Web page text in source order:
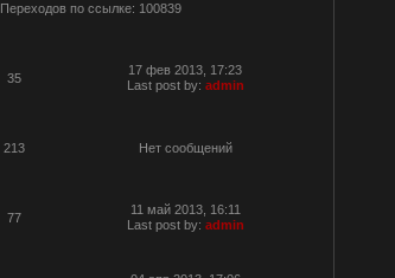
Переходов по ссылке: 100839
35
17 фев 2013, 17:23
Last post by: admin
213 Нет сообщений
77
11 май 2013, 16:11
Last post by: admin